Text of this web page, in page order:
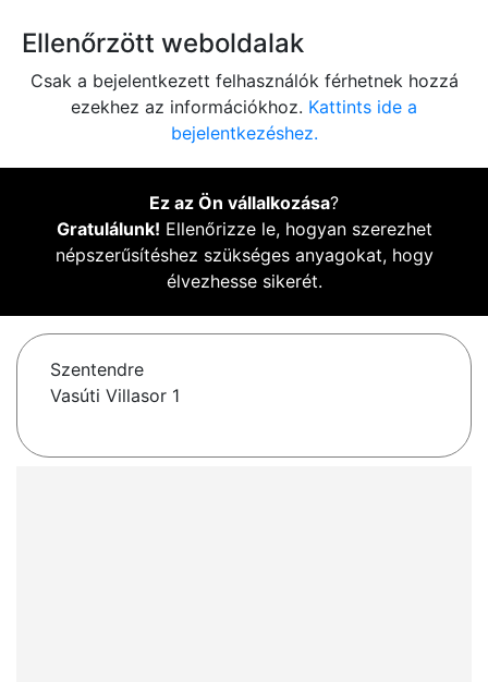
Ellenőrzött weboldalak
Csak a bejelentkezett felhasználók férhetnek hozzá
ezekhez az információkhoz. Kattints ide a
bejelentkezéshez.
Ez az Ön vállalkozása?
Gratulálunk! Ellenőrizze le, hogyan szerezhet
népszerűsítéshez szükséges anyagokat, hogy
élvezhesse sikerét.
Szentendre
Vasúti Villasor 1